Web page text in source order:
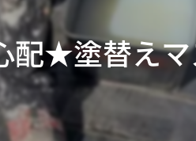
配★塗替え